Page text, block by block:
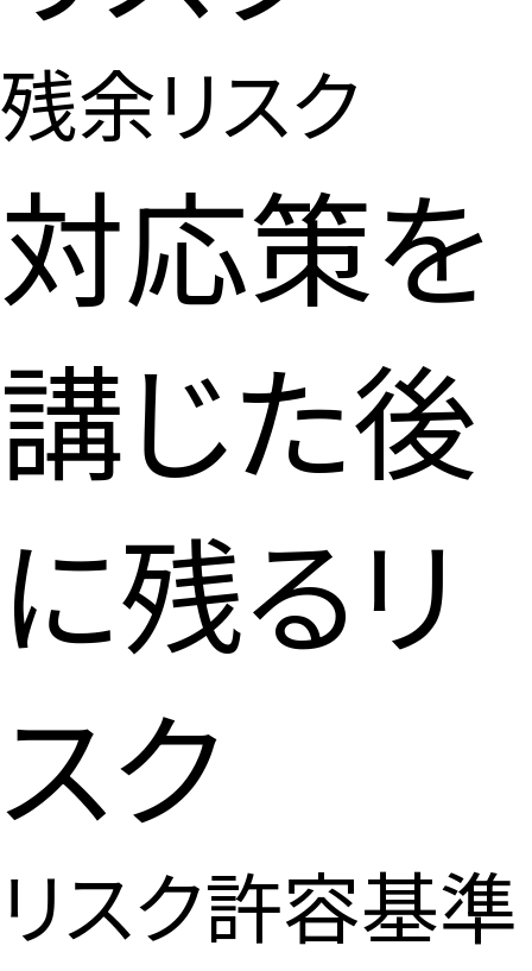
残余リスク
対応策を
講じた後
に残るリ
スク
リスク許容基準